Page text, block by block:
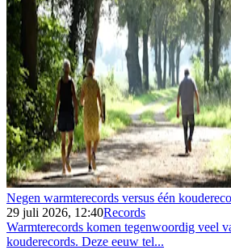
Negen warmterecords versus één
29 juli 2026, 12:40Records
Warmterecords komen tegenwoordig veel
kouderecords. Deze eeuw tel...